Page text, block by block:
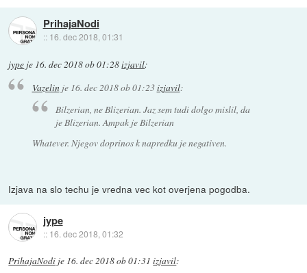
PrihajaNodi
:: 16. dec 2018, 01:31
jype je 16. dec 2018 ob 01:28izjavil:
Vazelinje 16. dec 2018 ob 01:23izjavil:
Bilzerian, ne Blizerian. Jaz sem tudi dolgo mislil, da
je Blizerian. Ampak je Bilzerian
Whatever. Njegov doprinos k napredku je negativen.
Izjava na slo techu je vredna vec kot overjena pogodba.
jype
:: 16. dec 2018, 01:32
PrihajaNodi je 16. dec 2018 ob 01:31 izjavil: